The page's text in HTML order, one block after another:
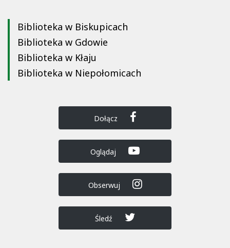
Biblioteka w Biskupicach
Biblioteka w Gdowie
Biblioteka w Kłaju
Biblioteka w Niepołomicach
Dołącz
Oglądaj
Obserwuj
Śledź